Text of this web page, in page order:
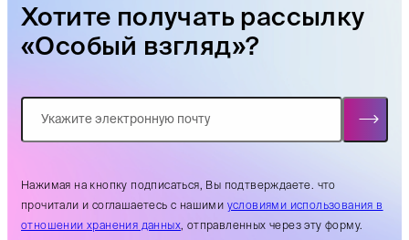
Хотите получать рассылку
«Особый взгляд»?
Нажимая на кнопку подписаться, Вы подтверждаете. что
прочитали и соглашаетесь с нашими условиями использования в
отношении хранения данных, отправленных через эту форму.